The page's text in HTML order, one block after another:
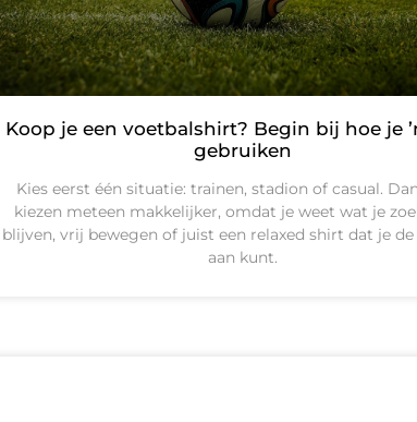
Koop je een voetbalshirt? Begin bij hoe je
gebruiken
Kies eerst één situatie: trainen, stadion of casual.
kiezen meteen makkelijker, omdat je weet wat je
blijven, vrij bewegen of juist een relaxed shirt dat je de
aan kunt.